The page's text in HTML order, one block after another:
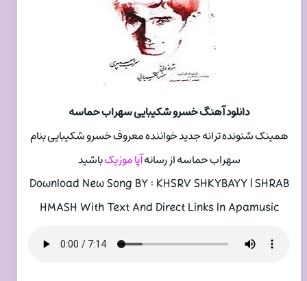
دانلود آهنگ خسرو شکیبایی سهراب حماسه
همینک شنونده ترانه جدید خواننده معروف خسرو شکیبایی بنام
سهراب حماسه از رسانهآپا موزیکباشید
Download New Song BY : KHSRV SHKYBAYY | SHRAB
HMASH With Text And Direct Links In Apamusic